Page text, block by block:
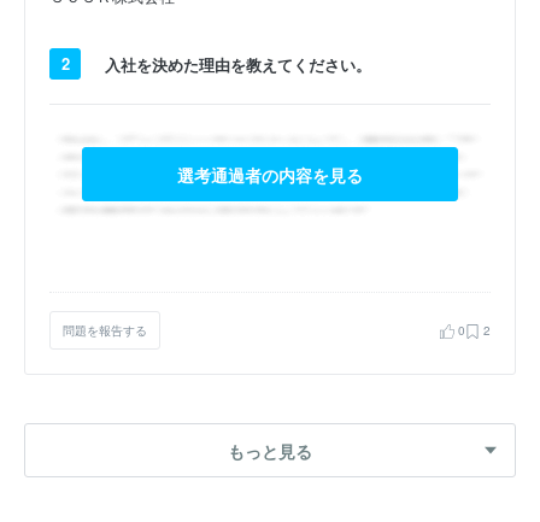
2 入社を決めた理由を教えてください。
選考通過者の内容を見る
問題を報告する 0 2
もっと見る